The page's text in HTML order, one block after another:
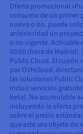
Oferta promocional
consumo de un primer
nuevo o no, puede
anterioridad un
o no vigente. Activable
00:00 (hora de
Public Cloud. El cupón
por OVHcloud,
las soluciones Public
incluir servicios
beta). No acumulable
incluyendo la oferta
sobre el precio
que este sea objeto de